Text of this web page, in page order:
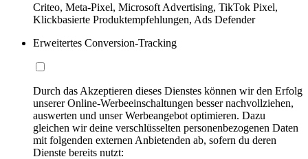
Criteo, Meta-Pixel, Microsoft Advertising, TikTok Pixel,
Klickbasierte Produktempfehlungen, Ads Defender
Erweitertes Conversion-Tracking
Durch das Akzeptieren dieses Dienstes können wir den Erfolg
unserer Online-Werbeeinschaltungen besser nachvollziehen,
auswerten und unser Werbeangebot optimieren. Dazu
gleichen wir deine verschlüsselten personenbezogenen Daten
mit folgenden externen Anbietenden ab, sofern du deren
Dienste bereits nutzt: